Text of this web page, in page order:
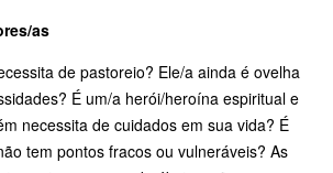
as
de pastoreio? Ele/a ainda é ovelha
É um/a herói/heroína espiritual e
necessita de cuidados em sua vida? É
tem pontos fracos ou vulneráveis? As